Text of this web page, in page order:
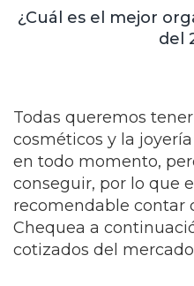
¿Cuál es el mejor
del
Todas queremos
cosméticos y la
en todo momento,
conseguir, por lo que
recomendable contar
Chequea a
cotizados del